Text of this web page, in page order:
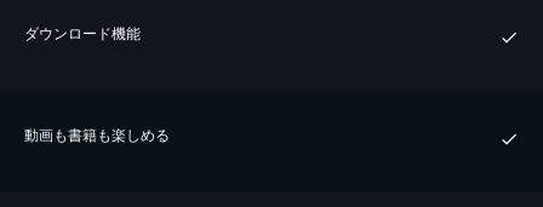
ダウンロード機能
動画も書籍も楽しめる